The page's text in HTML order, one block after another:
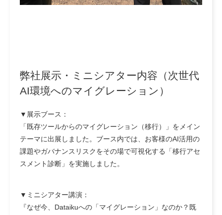
弊社展示・ミニシアター内容（次世代
AI環境へのマイグレーション）
▼展示ブース：
「既存ツールからのマイグレーション（移行）」をメイン
テーマに出展しました。ブース内では、お客様のAI活用の
課題やガバナンスリスクをその場で可視化する「移行アセ
スメント診断」を実施しました。
▼ミニシアター講演：
『なぜ今、Dataikuへの「マイグレーション」なのか？既